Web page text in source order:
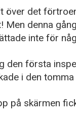
över det
Men denna
inte för
den första
i den tomma
på skärmen